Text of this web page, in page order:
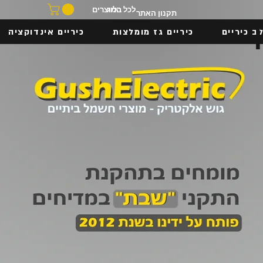
בלוג
לכל המוצרים
כיריים כיריים גז מומלצות כיריים אינדוקציה
תקנון האתר